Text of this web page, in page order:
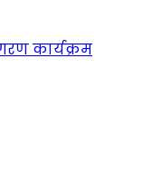
कार्यक्रम